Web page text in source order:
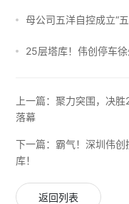
母公司五洋自控成立“
上一篇：聚力突围，决
落幕
下一篇： 霸气！深圳伟
库！
返回列表